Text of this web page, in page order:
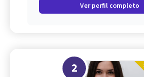
Ver perfil completo
2